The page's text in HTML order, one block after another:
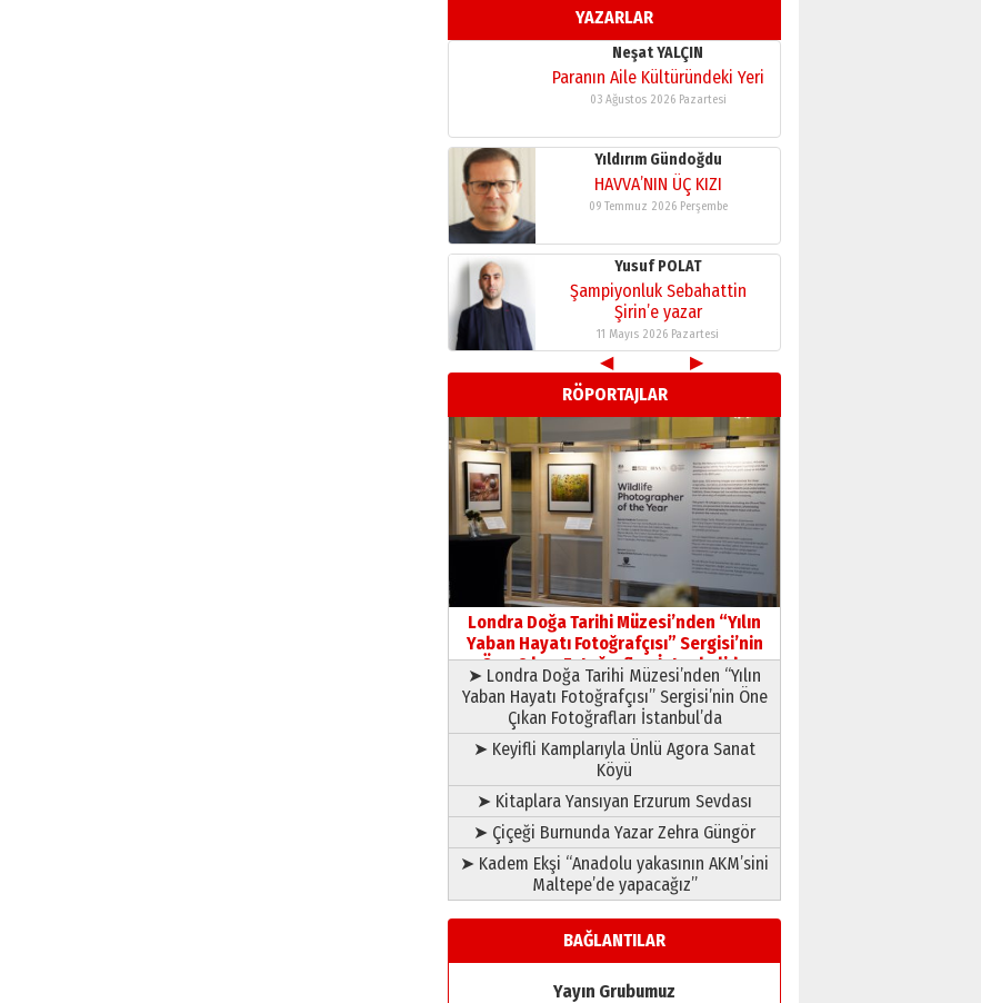
YAZARLAR
11 Mayıs 2026 Pazartesi
Neşat YALÇIN
Paranın Aile Kültüründeki Yeri
03 Ağustos 2026 Pazartesi
Yıldırım Gündoğdu
HAVVA’NIN ÜÇ KIZI
09 Temmuz 2026 Perşembe
Yusuf POLAT
Şampiyonluk Sebahattin
Şirin’e yazar
11 Mayıs 2026 Pazartesi
Neşat YALÇIN
Paranın Aile Kültüründeki Yeri
03 Ağustos 2026 Pazartesi
Yıldırım Gündoğdu
HAVVA’NIN ÜÇ KIZI
09 Temmuz 2026 Perşembe
Yusuf POLAT
Şampiyonluk Sebahattin
Şirin’e yazar
11 Mayıs 2026 Pazartesi
◀
▶
RÖPORTAJLAR
Londra Doğa Tarihi Müzesi’nden “Yılın
Yaban Hayatı Fotoğrafçısı” Sergisi’nin
Öne Çıkan Fotoğrafları İstanbul’da
➤ Londra Doğa Tarihi Müzesi’nden “Yılın
Yaban Hayatı Fotoğrafçısı” Sergisi’nin Öne
Çıkan Fotoğrafları İstanbul’da
➤ Keyifli Kamplarıyla Ünlü Agora Sanat
Köyü
➤ Kitaplara Yansıyan Erzurum Sevdası
➤ Çiçeği Burnunda Yazar Zehra Güngör
➤ Kadem Ekşi “Anadolu yakasının AKM’sini
Maltepe’de yapacağız”
BAĞLANTILAR
Yayın Grubumuz